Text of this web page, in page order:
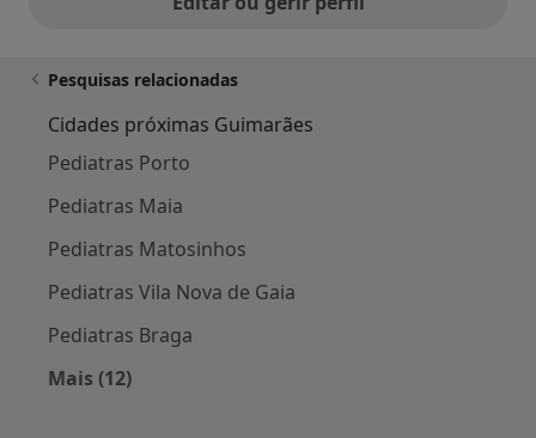
Pesquisas relacionadas
Cidades próximas Guimarães
Pediatras Porto
Pediatras Maia
Pediatras Matosinhos
Pediatras Vila Nova de Gaia
Pediatras Braga
Mais (12)